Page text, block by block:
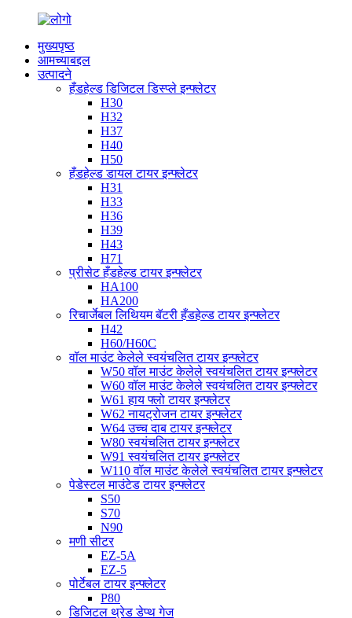
मुख्यपृष्ठ
आमच्याबद्दल
उत्पादने
हँडहेल्ड डिजिटल डिस्प्ले इन्फ्लेटर
H30
H32
H37
H40
H50
हँडहेल्ड डायल टायर इन्फ्लेटर
H31
H33
H36
H39
H43
H71
प्रीसेट हँडहेल्ड टायर इन्फ्लेटर
HA100
HA200
रिचार्जेबल लिथियम बॅटरी हँडहेल्ड टायर इन्फ्लेटर
H42
H60/H60C
वॉल माउंट केलेले स्वयंचलित टायर इन्फ्लेटर
W50 वॉल माउंट केलेले स्वयंचलित टायर इन्फ्लेटर
W60 वॉल माउंट केलेले स्वयंचलित टायर इन्फ्लेटर
W61 हाय फ्लो टायर इन्फ्लेटर
W62 नायट्रोजन टायर इन्फ्लेटर
W64 उच्च दाब टायर इन्फ्लेटर
W80 स्वयंचलित टायर इन्फ्लेटर
W91 स्वयंचलित टायर इन्फ्लेटर
W110 वॉल माउंट केलेले स्वयंचलित टायर इन्फ्लेटर
पेडेस्टल माउंटेड टायर इन्फ्लेटर
S50
S70
N90
मणी सीटर
EZ-5A
EZ-5
पोर्टेबल टायर इन्फ्लेटर
P80
डिजिटल थ्रेड डेप्थ गेज